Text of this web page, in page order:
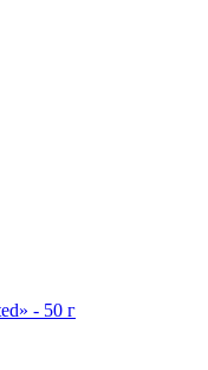
- 50 г